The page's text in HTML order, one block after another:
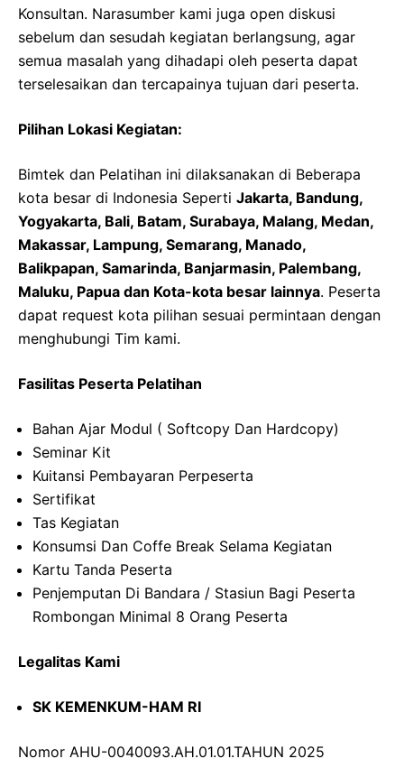
Konsultan. Narasumber kami juga open diskusi
sebelum dan sesudah kegiatan berlangsung, agar
semua masalah yang dihadapi oleh peserta dapat
terselesaikan dan tercapainya tujuan dari peserta.
Pilihan Lokasi Kegiatan:
Bimtek dan Pelatihan ini dilaksanakan di Beberapa
kota besar di Indonesia Seperti Jakarta, Bandung,
Yogyakarta, Bali, Batam, Surabaya, Malang, Medan,
Makassar, Lampung, Semarang, Manado,
Balikpapan, Samarinda, Banjarmasin, Palembang,
Maluku, Papua dan Kota-kota besar lainnya. Peserta
dapat request kota pilihan sesuai permintaan dengan
menghubungi Tim kami.
Fasilitas Peserta Pelatihan
Bahan Ajar Modul ( Softcopy Dan Hardcopy)
Seminar Kit
Kuitansi Pembayaran Perpeserta
Sertifikat
Tas Kegiatan
Konsumsi Dan Coffe Break Selama Kegiatan
Kartu Tanda Peserta
Penjemputan Di Bandara / Stasiun Bagi Peserta
Rombongan Minimal 8 Orang Peserta
Legalitas Kami
SK KEMENKUM-HAM RI
Nomor AHU-0040093.AH.01.01.TAHUN 2025